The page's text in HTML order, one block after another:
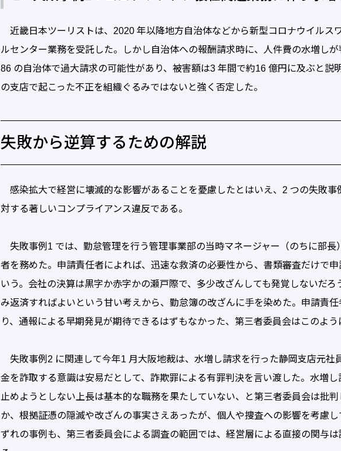
近畿日本ツーリストは、2020 年以降地方自治体などから新型コロナウイルス
ルセンター業務を受託した。しかし自治体への報酬請求時に、人件費の水増し
86 の自治体で過大請求の可能性があり、被害額は3 年間で約16 億円に及ぶと説
の支店で起こった不正を組織ぐるみではないと強く否定した。
失敗から逆算するための解説
感染拡大で経営に壊滅的な影響があることを憂慮したとはいえ、2 つの失敗事
対する著しいコンプライアンス違反である。
失敗事例1 では、勤怠管理を行う管理事業部の当時マネージャー（のちに部長
者を務めた。申請責任者によれば、迅速な救済の必要性から、書類審査だけで
いう。会社の決算は黒字か赤字かの瀬戸際で、多少改ざんしても発覚しないだ
み返済すればよいという甘い考えから、勤怠簿の改ざんに手を染めた。申請責
り、通報による早期発見が期待できるはずもなかった、第三者委員会はこのよう
失敗事例2 に関連して今年1 月大阪地裁は、水増し請求を行った静岡支店元社
金を詐取する意識は安易だとして、詐欺罪による有罪判決を言い渡した。水増し
止めようとしない上長は基本的な職務を果たしていない、と第三者委員会は批
か、根拠証憑の隠滅や改ざんの事実さえあったが、個人や捜査への影響を考慮
ずれの事例も、第三者委員会による調査の範囲では、経営層による直接の関与